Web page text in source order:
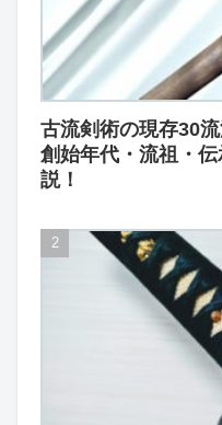
古流剣術の現存30
創始年代・流祖・
説！